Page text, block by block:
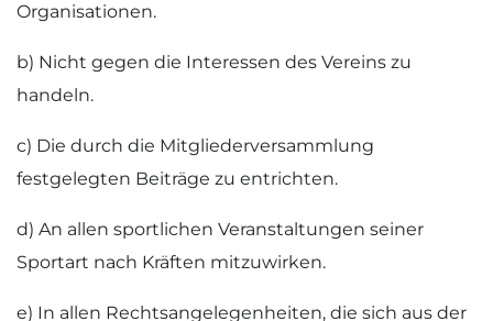
Organisationen.
b) Nicht gegen die Interessen des Vereins zu
handeln.
c) Die durch die Mitgliederversammlung
festgelegten Beiträge zu entrichten.
d) An allen sportlichen Veranstaltungen seiner
Sportart nach Kräften mitzuwirken.
e) In allen Rechtsangelegenheiten, die sich aus der